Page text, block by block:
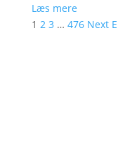
Læs mere
1 2 3 … 476 Next